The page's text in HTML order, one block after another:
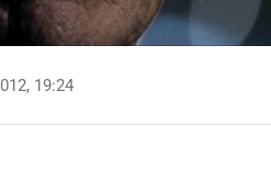
19:24